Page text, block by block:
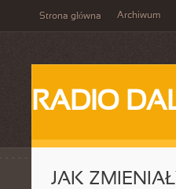
Strona główna Archiwum
RADIO
JAK